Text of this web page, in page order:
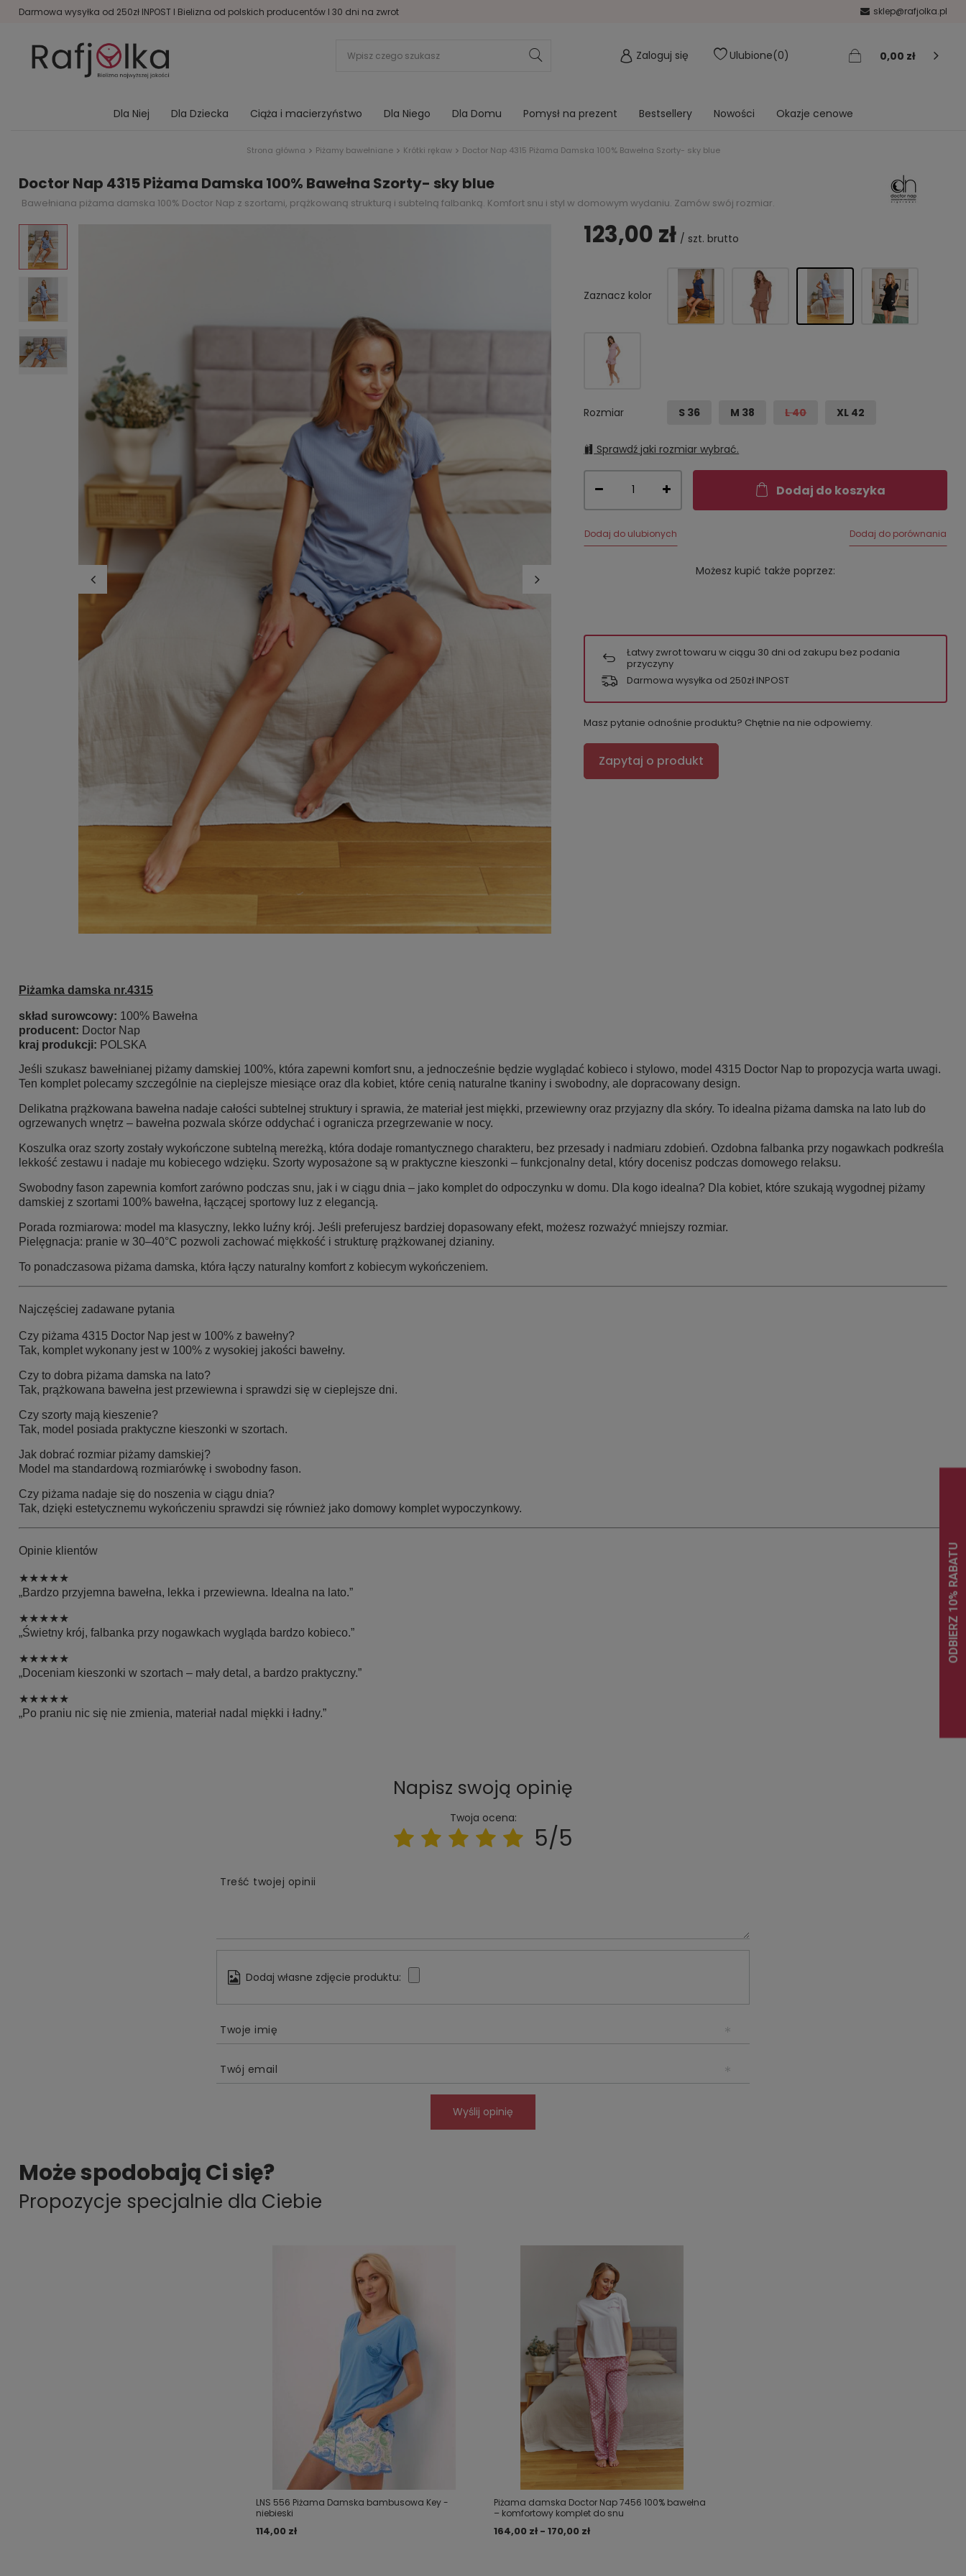
Darmowa wysyłka od 250zł INPOST I Bielizna od polskich producentów I 30 dni na zwrot sklep@rafjolka.pl
Zaloguj się Ulubione 0 0,00 zł
Dla Niej Dla Dziecka Ciąża i macierzyństwo Dla Niego Dla Domu Pomysł na prezent Bestsellery Nowości Okazje cenowe
Strona główna Piżamy bawełniane Krótki rękaw Doctor Nap 4315 Piżama Damska 100% Bawełna Szorty- sky blue
Doctor Nap 4315 Piżama Damska 100% Bawełna Szorty- sky blue
Bawełniana piżama damska 100% Doctor Nap z szortami, prążkowaną strukturą i subtelną falbanką. Komfort snu i styl w domowym wydaniu. Zamów swój rozmiar.
123,00 zł / szt. brutto
Zaznacz kolor
Rozmiar S 36 M 38 L 40 XL 42
Sprawdź jaki rozmiar wybrać.
Dodaj do koszyka
Dodaj do ulubionych Dodaj do porównania
Możesz kupić także poprzez:
Łatwy zwrot towaru w ciągu 30 dni od zakupu bez podania
przyczyny
Darmowa wysyłka od 250zł INPOST
Masz pytanie odnośnie produktu? Chętnie na nie odpowiemy.
Zapytaj o produkt
Piżamka damska nr.4315
skład surowcowy: 100% Bawełna
producent: Doctor Nap
kraj produkcji: POLSKA
Jeśli szukasz bawełnianej piżamy damskiej 100%, która zapewni komfort snu, a jednocześnie będzie wyglądać kobieco i stylowo, model 4315 Doctor Nap to propozycja warta uwagi.
Ten komplet polecamy szczególnie na cieplejsze miesiące oraz dla kobiet, które cenią naturalne tkaniny i swobodny, ale dopracowany design.
Delikatna prążkowana bawełna nadaje całości subtelnej struktury i sprawia, że materiał jest miękki, przewiewny oraz przyjazny dla skóry. To idealna piżama damska na lato lub do
ogrzewanych wnętrz – bawełna pozwala skórze oddychać i ogranicza przegrzewanie w nocy.
Koszulka oraz szorty zostały wykończone subtelną mereżką, która dodaje romantycznego charakteru, bez przesady i nadmiaru zdobień. Ozdobna falbanka przy nogawkach podkreśla
lekkość zestawu i nadaje mu kobiecego wdzięku. Szorty wyposażone są w praktyczne kieszonki – funkcjonalny detal, który docenisz podczas domowego relaksu.
Swobodny fason zapewnia komfort zarówno podczas snu, jak i w ciągu dnia – jako komplet do odpoczynku w domu. Dla kogo idealna? Dla kobiet, które szukają wygodnej piżamy
damskiej z szortami 100% bawełna, łączącej sportowy luz z elegancją.
Porada rozmiarowa: model ma klasyczny, lekko luźny krój. Jeśli preferujesz bardziej dopasowany efekt, możesz rozważyć mniejszy rozmiar.
Pielęgnacja: pranie w 30–40°C pozwoli zachować miękkość i strukturę prążkowanej dzianiny.
To ponadczasowa piżama damska, która łączy naturalny komfort z kobiecym wykończeniem.
Najczęściej zadawane pytania
Czy piżama 4315 Doctor Nap jest w 100% z bawełny?
Tak, komplet wykonany jest w 100% z wysokiej jakości bawełny.
Czy to dobra piżama damska na lato?
Tak, prążkowana bawełna jest przewiewna i sprawdzi się w cieplejsze dni.
Czy szorty mają kieszenie?
Tak, model posiada praktyczne kieszonki w szortach.
Jak dobrać rozmiar piżamy damskiej?
Model ma standardową rozmiarówkę i swobodny fason.
Czy piżama nadaje się do noszenia w ciągu dnia?
Tak, dzięki estetycznemu wykończeniu sprawdzi się również jako domowy komplet wypoczynkowy.
Opinie klientów
★★★★★
„Bardzo przyjemna bawełna, lekka i przewiewna. Idealna na lato.”
★★★★★
„Świetny krój, falbanka przy nogawkach wygląda bardzo kobieco.”
★★★★★
„Doceniam kieszonki w szortach – mały detal, a bardzo praktyczny.”
★★★★★
„Po praniu nic się nie zmienia, materiał nadal miękki i ładny.”
Napisz swoją opinię
Twoja ocena:
5/5
Treść twojej opinii
Dodaj własne zdjęcie produktu:
Twoje imię
Twój email
Wyślij opinię
Może spodobają Ci się?
Propozycje specjalnie dla Ciebie
LNS 556 Piżama Damska bambusowa Key -
niebieski
114,00 zł
Piżama damska Doctor Nap 7456 100% bawełna
– komfortowy komplet do snu
164,00 zł - 170,00 zł